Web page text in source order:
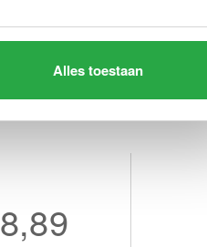
Alles toestaan
8,89